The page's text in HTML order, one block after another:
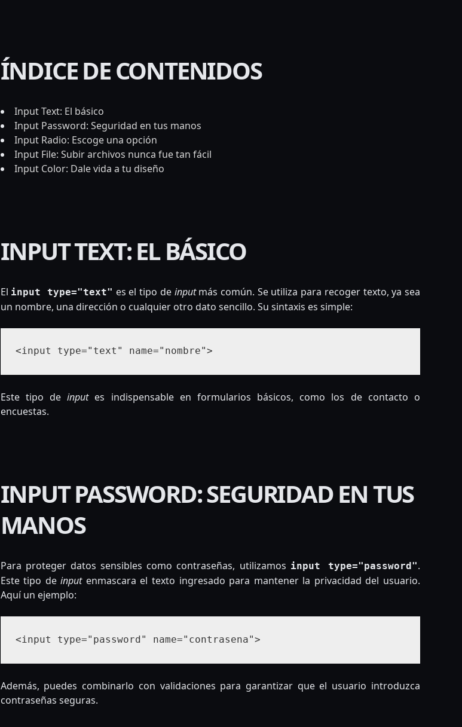
ÍNDICE DE CONTENIDOS
Input Text: El básico
Input Password: Seguridad en tus manos
Input Radio: Escoge una opción
Input File: Subir archivos nunca fue tan fácil
Input Color: Dale vida a tu diseño
INPUT TEXT: EL BÁSICO
El input type="text" es el tipo de inputmás común. Se utiliza para recoger texto, ya sea
un nombre, una dirección o cualquier otro dato sencillo. Su sintaxis es simple:
<input type="text" name="nombre">
Este tipo deinputes indispensable en formularios básicos, como los de contacto o
encuestas.
INPUT PASSWORD: SEGURIDAD EN TUS
MANOS
Para proteger datos sensibles como contraseñas, utilizamos input type="password".
Este tipo deinputenmascara el texto ingresado para mantener la privacidad del usuario.
Aquí un ejemplo:
<input type="password" name="contrasena">
Además, puedes combinarlo con validaciones para garantizar que el usuario introduzca
contraseñas seguras.